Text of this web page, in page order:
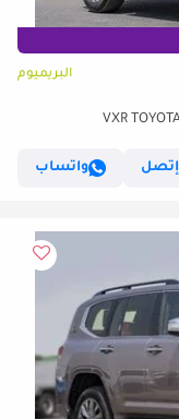
البريميوم
إتصل
واتساب